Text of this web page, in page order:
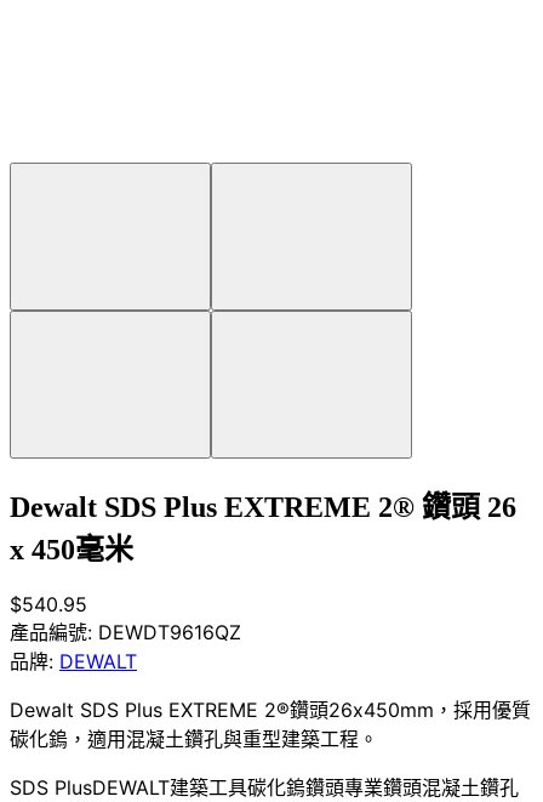
Dewalt SDS Plus EXTREME 2® 鑽頭 26
x 450毫米
$540.95
產品編號: DEWDT9616QZ
品牌: DEWALT
Dewalt SDS Plus EXTREME 2®鑽頭26x450mm，採用優質
碳化鎢，適用混凝土鑽孔與重型建築工程。
SDS PlusDEWALT建築工具碳化鎢鑽頭專業鑽頭混凝土鑽孔